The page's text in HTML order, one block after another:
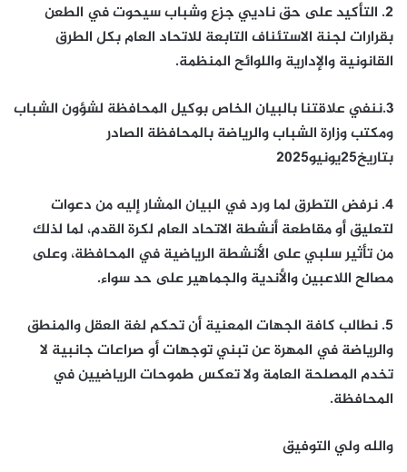
2. التأكيد على حق ناديي جزع وشباب سيحوت في الطعن
بقرارات لجنة الاستئناف التابعة للاتحاد العام بكل الطرق
القانونية والإدارية واللوائح المنظمة.
3.ننفي علاقتنا بالبيان الخاص بوكيل المحافظة لشؤون الشباب
ومكتب وزارة الشباب والرياضة بالمحافظة الصادر
بتاريخ25يونيو2025
4. نرفض التطرق لما ورد في البيان المشار إليه من دعوات
لتعليق أو مقاطعة أنشطة الاتحاد العام لكرة القدم، لما لذلك
من تأثير سلبي على الأنشطة الرياضية في المحافظة، وعلى
مصالح اللاعبين والأندية والجماهير على حد سواء.
5. نطالب كافة الجهات المعنية أن تحكم لغة العقل والمنطق
والرياضة في المهرة عن تبني توجهات أو صراعات جانبية لا
تخدم المصلحة العامة ولا تعكس طموحات الرياضيين في
المحافظة.
والله ولي التوفيق